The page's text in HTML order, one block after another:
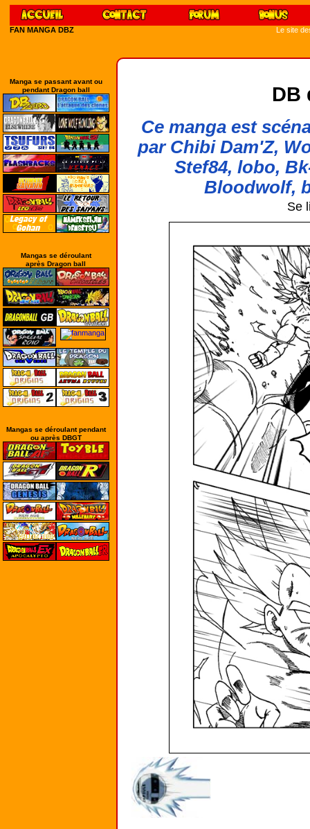
FAN MANGA DBZ Le site
Manga se passant avant ou
pendant Dragon ball
Mangas se déroulant
après Dragon ball
Mangas se déroulant pendant
ou après DBGT
DB
Ce manga est
par Chibi Dam'Z,
Stef84, lobo,
Bloodwolf,
Se